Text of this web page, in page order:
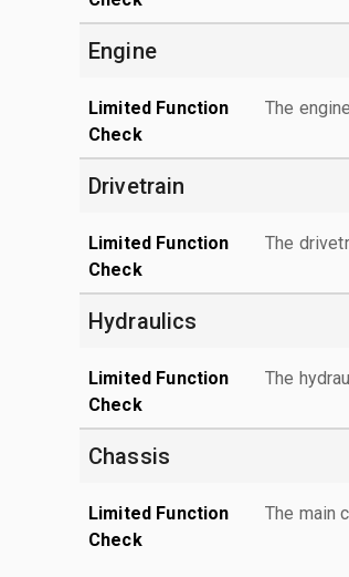
Engine
Limited Function
Check
The
Drivetrain
Limited Function
Check
The
Hydraulics
Limited Function
Check
The
Chassis
Limited Function
Check
The main